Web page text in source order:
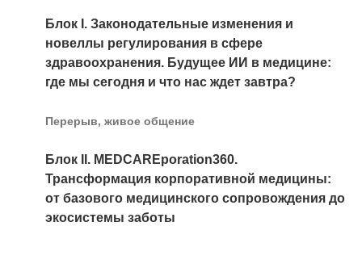
Блок I. Законодательные изменения и
новеллы регулирования в сфере
здравоохранения. Будущее ИИ в медицине:
где мы сегодня и что нас ждет завтра?
Перерыв, живое общение
Блок II. MEDCAREporation360.
Трансформация корпоративной медицины:
от базового медицинского сопровождения до
экосистемы заботы